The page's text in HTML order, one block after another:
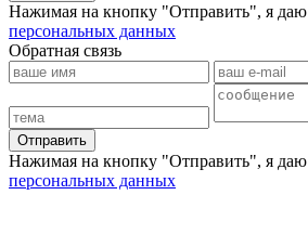
Нажимая на кнопку "Отправить", я даю
персональных данных
Обратная связь
Отправить
Нажимая на кнопку "Отправить", я даю
персональных данных